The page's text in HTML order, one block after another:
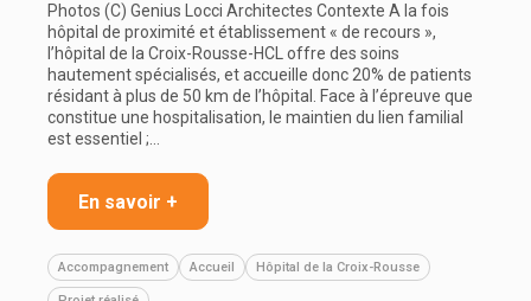
Photos (C) Genius Locci Architectes Contexte A la fois
hôpital de proximité et établissement « de recours »,
l’hôpital de la Croix-Rousse-HCL offre des soins
hautement spécialisés, et accueille donc 20% de patients
résidant à plus de 50 km de l’hôpital. Face à l’épreuve que
constitue une hospitalisation, le maintien du lien familial
est essentiel ;…
En savoir +
Accompagnement Accueil Hôpital de la Croix-Rousse